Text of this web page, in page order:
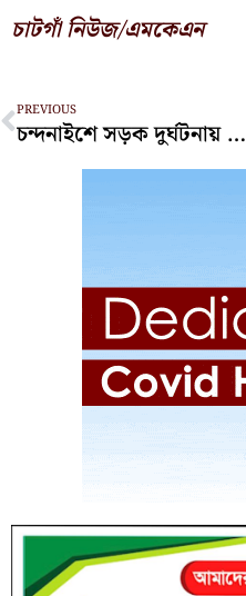
চাটগাঁ নিউজ/এমকেএন
Prev
PREVIOUS
চন্দনাইশে সড়ক দুর্ঘটনায় দুই গরুসহ ব্যবসায়ী নিহত